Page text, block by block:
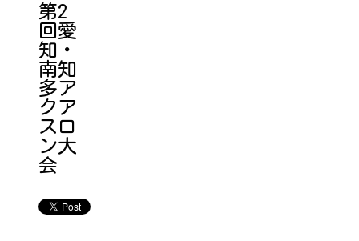
第2
回愛
知・
南知
多ア
クア
スロ
ン大
会